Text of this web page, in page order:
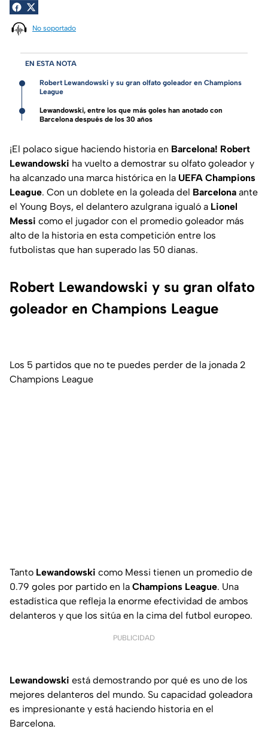
No soportado
EN ESTA NOTA
Robert Lewandowski y su gran olfato goleador en Champions
League
Lewandowski, entre los que más goles han anotado con
Barcelona después de los 30 años
¡El polaco sigue haciendo historia en Barcelona! Robert
Lewandowski ha vuelto a demostrar su olfato goleador y
ha alcanzado una marca histórica en la UEFA Champions
League. Con un doblete en la goleada del Barcelona ante
el Young Boys, el delantero azulgrana igualó a Lionel
Messi como el jugador con el promedio goleador más
alto de la historia en esta competición entre los
futbolistas que han superado las 50 dianas.
Robert Lewandowski y su gran olfato
goleador en Champions League
Los 5 partidos que no te puedes perder de la jonada 2
Champions League
Tanto Lewandowski como Messi tienen un promedio de
0.79 goles por partido en la Champions League. Una
estadística que refleja la enorme efectividad de ambos
delanteros y que los sitúa en la cima del futbol europeo.
PUBLICIDAD
Lewandowski está demostrando por qué es uno de los
mejores delanteros del mundo. Su capacidad goleadora
es impresionante y está haciendo historia en el
Barcelona.